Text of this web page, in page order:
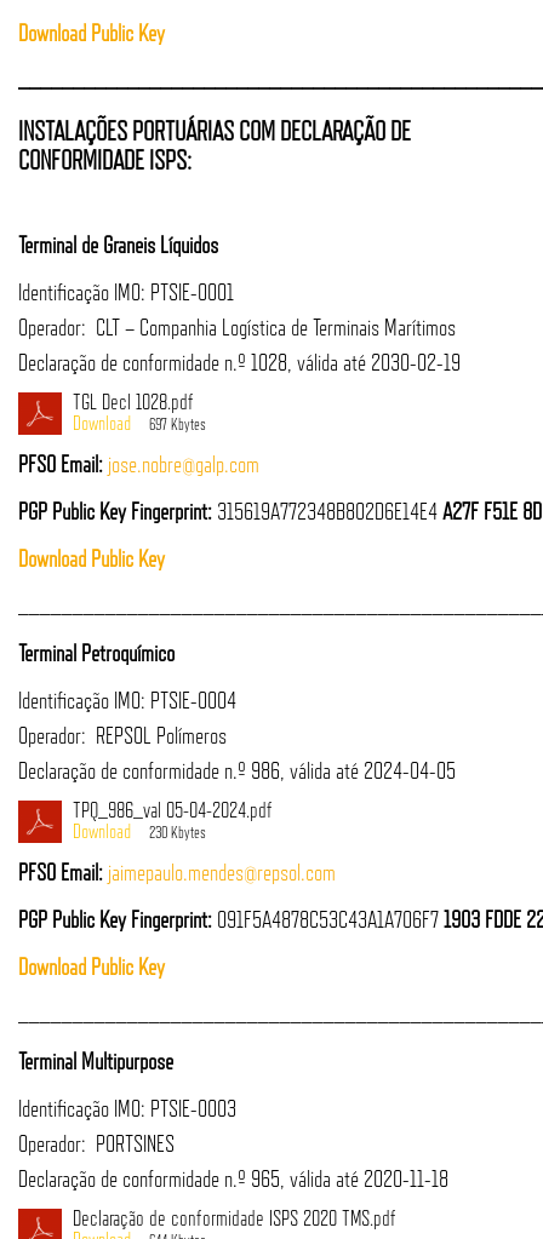
Download Public Key
INSTALAÇÕES PORTUÁRIAS COM DECLARAÇÃO DE
CONFORMIDADE ISPS:
Terminal de Graneis Líquidos
Identificação IMO: PTSIE-0001
Operador: CLT – Companhia Logística de Terminais Marítimos
Declaração de conformidade n.º 1028, válida até 2030-02-19
TGL Decl 1028.pdf
697 Kbytes
PFSO Email: jose.nobre@galp.com
PGP Public Key Fingerprint: 315619A772348B802D6E14E4A27F F51E
Download Public Key
Terminal Petroquímico
Identificação IMO: PTSIE-0004
Operador: REPSOL Polímeros
Declaração de conformidade n.º 986, válida até 2024-04-05
TPQ_986_val 05-04-2024.pdf
230 Kbytes
PFSO Email: jaimepaulo.mendes@repsol.com
PGP Public Key Fingerprint: 091F5A4878C53C43A1A706F71903 FDDE
Download Public Key
Terminal Multipurpose
Identificação IMO: PTSIE-0003
Operador: PORTSINES
Declaração de conformidade n.º 965, válida até 2020-11-18
Declaração de conformidade ISPS 2020 TMS.pdf